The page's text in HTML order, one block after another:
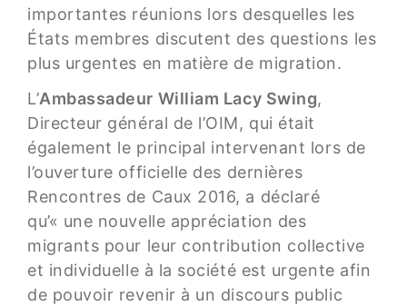
importantes réunions lors desquelles les
États membres discutent des questions les
plus urgentes en matière de migration.
L’Ambassadeur William Lacy Swing,
Directeur général de l’OIM, qui était
également le principal intervenant lors de
l’ouverture officielle des dernières
Rencontres de Caux 2016, a déclaré
qu’« une nouvelle appréciation des
migrants pour leur contribution collective
et individuelle à la société est urgente afin
de pouvoir revenir à un discours public